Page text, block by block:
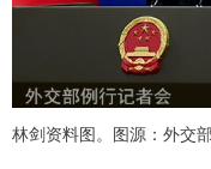
林剑资料图。图源：外交